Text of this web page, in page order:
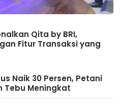
Qita by BRI,
Fitur Transaksi yang
Naik 30 Persen, Petani
Tebu Meningkat